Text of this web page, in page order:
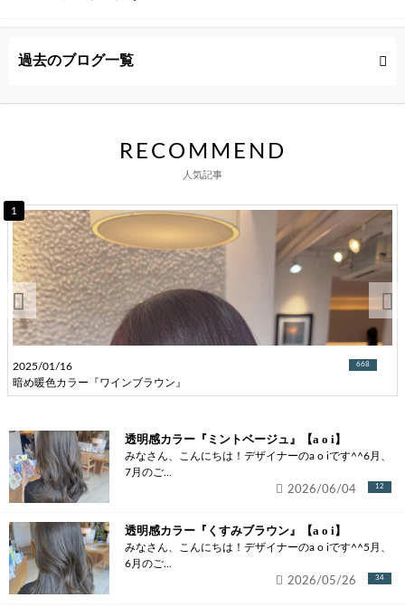
過去のブログ一覧
RECOMMEND
人気記事
1
2025/01/16 668
暗め暖色カラー『ワインブラウン』
透明感カラー『ミントベージュ』【a o i】
みなさん、こんにちは！デザイナーのa o iです^^6月、
7月のご...
12
2026/06/04
透明感カラー『くすみブラウン』【a o i】
みなさん、こんにちは！デザイナーのa o iです^^5月、
6月のご...
34
2026/05/26